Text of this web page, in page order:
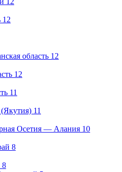
12
область 12
12
11
11
Осетия — Алания 10
8
8